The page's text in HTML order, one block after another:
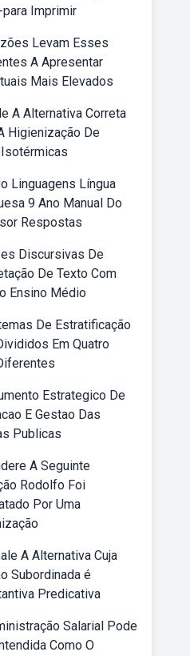
Imprimir
Levam Esses
A Apresentar
Mais Elevados
A Alternativa Correta
Higienização De
Linguagens Língua
9 Ano Manual Do
Respostas
Discursivas De
De Texto Com
Ensino Médio
De Estratificação
Em Quatro
Estrategico De
E Gestao Das
Publicas
A Seguinte
Rodolfo Foi
Por Uma
A Alternativa Cuja
Subordinada é
Predicativa
Salarial Pode
Como O